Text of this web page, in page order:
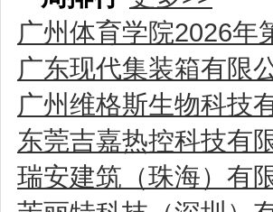
广州体育学院2026年
广东现代集装箱有限
广州维格斯生物科技
东莞吉嘉热控科技有
瑞安建筑（珠海）有